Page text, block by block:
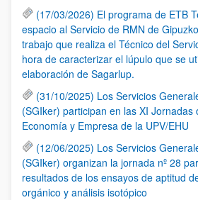
(17/03/2026) El programa de ETB
espacio al Servicio de RMN de
trabajo que realiza el Técnico del
hora de caracterizar el lúpulo que se
elaboración de Sagarlup.
(31/10/2025) Los Servicios
(SGIker) participan en las XI Jornadas
Economía y Empresa de la UPV/EHU
(12/06/2025) Los Servicios
(SGIker) organizan la jornada nº 28
resultados de los ensayos de aptitud
orgánico y análisis isotópico